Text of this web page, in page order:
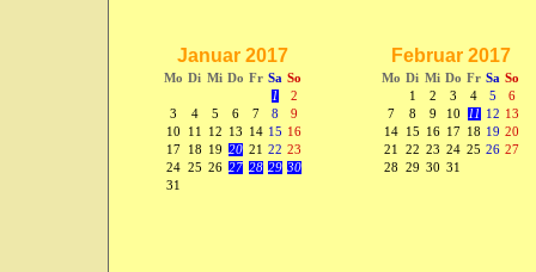
Januar 2017
Mo Di Mi Do Fr Sa So
1
2
3
4 5 6 7 8
9
10
11 12 13 14 15 16
17
18 19 20 21 22 23
24 25 26 27 28 29 30
31
Februar 2017
Mo Di Mi Do Fr Sa So
1
2 3 4 5
6
7
8 9 10 11 12 13
14
15 16 17 18 19 20
21
22 23 24 25 26 27
28
29 30 31